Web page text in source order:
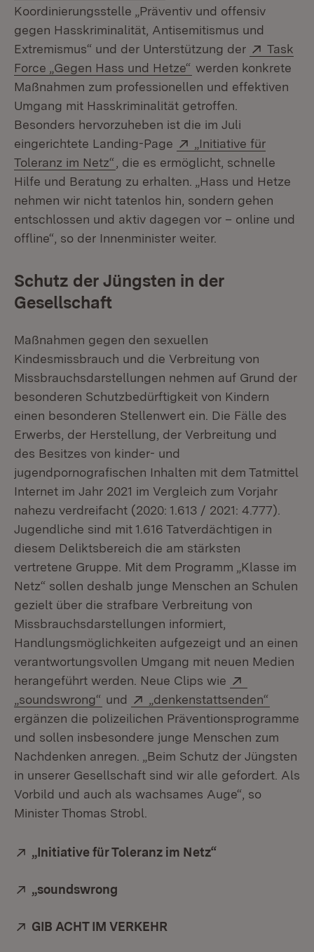
Koordinierungsstelle „Präventiv und offensiv
gegen Hasskriminalität, Antisemitismus und
Extremismus“ und der Unterstützung der
Extern:
Task
Force „Gegen Hass und Hetze“ (Öffnet in neuem
werden konkrete
Maßnahmen zum professionellen und effektiven
Umgang mit Hasskriminalität getroffen.
Besonders hervorzuheben ist die im Juli
eingerichtete Landing-Page
Extern:
„Initiative für
Toleranz im Netz“ (Öffnet in neuem Fenster)
, die es ermöglicht, schnelle
Hilfe und Beratung zu erhalten. „Hass und Hetze
nehmen wir nicht tatenlos hin, sondern gehen
entschlossen und aktiv dagegen vor – online und
offline“, so der Innenminister weiter.
Schutz der Jüngsten in der
Gesellschaft
Maßnahmen gegen den sexuellen
Kindesmissbrauch und die Verbreitung von
Missbrauchsdarstellungen nehmen auf Grund der
besonderen Schutzbedürftigkeit von Kindern
einen besonderen Stellenwert ein. Die Fälle des
Erwerbs, der Herstellung, der Verbreitung und
des Besitzes von kinder- und
jugendpornografischen Inhalten mit dem Tatmittel
Internet im Jahr 2021 im Vergleich zum Vorjahr
nahezu verdreifacht (2020: 1.613 / 2021: 4.777).
Jugendliche sind mit 1.616 Tatverdächtigen in
diesem Deliktsbereich die am stärksten
vertretene Gruppe. Mit dem Programm „Klasse im
Netz“ sollen deshalb junge Menschen an Schulen
gezielt über die strafbare Verbreitung von
Missbrauchsdarstellungen informiert,
Handlungsmöglichkeiten aufgezeigt und an einen
verantwortungsvollen Umgang mit neuen Medien
herangeführt werden. Neue Clips wie
„soundswrong“ (Öffnet in neuem Fenster)
und Extern:
„denkenstattsenden“
ergänzen die polizeilichen Präventionsprogramme
und sollen insbesondere junge Menschen zum
Nachdenken anregen. „Beim Schutz der Jüngsten
in unserer Gesellschaft sind wir alle gefordert. Als
Vorbild und auch als wachsames Auge“, so
Minister Thomas Strobl.
Extern:
„Initiative für Toleranz im Netz“
Extern:
„soundswrong
Extern:
GIB ACHT IM VERKEHR